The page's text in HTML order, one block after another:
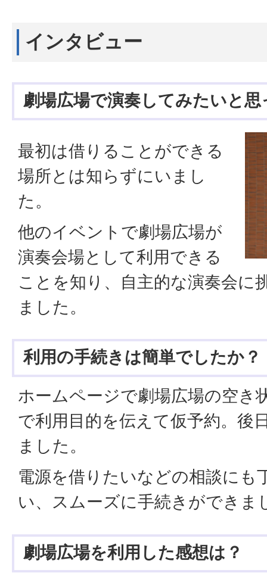
インタビュー
劇場広場で演奏してみたいと
最初は借りることができる
場所とは知らずにいまし
た。
他のイベントで劇場広場が
演奏会場として利用できる
ことを知り、自主的な演奏会に
ました。
利用の手続きは簡単でしたか？
ホームページで劇場広場の空き
で利用目的を伝えて仮予約。後
ました。
電源を借りたいなどの相談にも
い、スムーズに手続きができま
劇場広場を利用した感想は？